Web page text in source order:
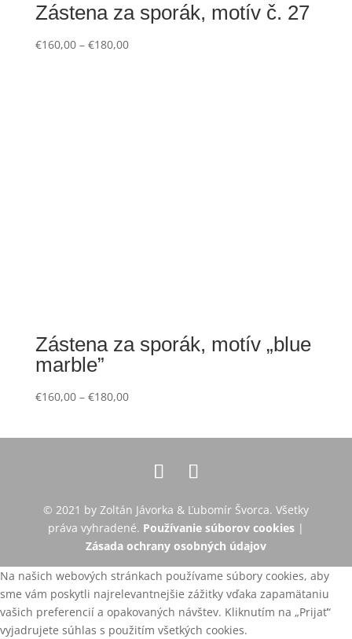
Zástena za sporák, motív č. 27
€160,00– €180,00
Zástena za sporák, motív „blue
marble”
€160,00– €180,00
© 2021 by Zoltán Jávorka & Ľubomír Švorca. Všetky
práva vyhradené. Používanie súborov cookies|
Zásada ochrany osobných údajov
Na našich webových stránkach používame súbory cookies, aby
sme vám poskytli najrelevantnejšie zážitky vďaka zapamätaniu
vašich preferencií a opakovaných návštev. Kliknutím na „Prijať“
vyjadrujete súhlas s použitím všetkých cookies.